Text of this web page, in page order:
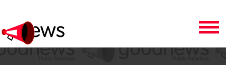
Toggle
navigation